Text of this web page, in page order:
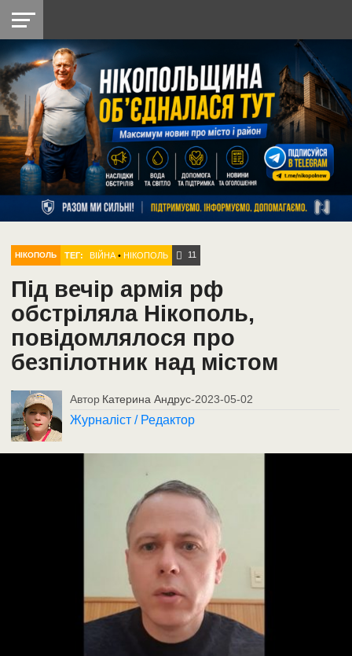
НІКОПОЛЬ
РАЙОН
СІЧЕСЛАВСЬКА
УКРАЇНА
РЕТРО
НІКОПОЛЬ
ЛАЙТ
УКРАЇНА
ДОПОМОГА
РАДІО
НІКОПОЛЬ ТЕГ: ВІЙНА •НІКОПОЛЬ 11
Під вечір армія рф
обстріляла Нікополь,
повідомлялося про
безпілотник над містом
Автор Катерина Андрус-2023-05-02
Журналіст / Редактор